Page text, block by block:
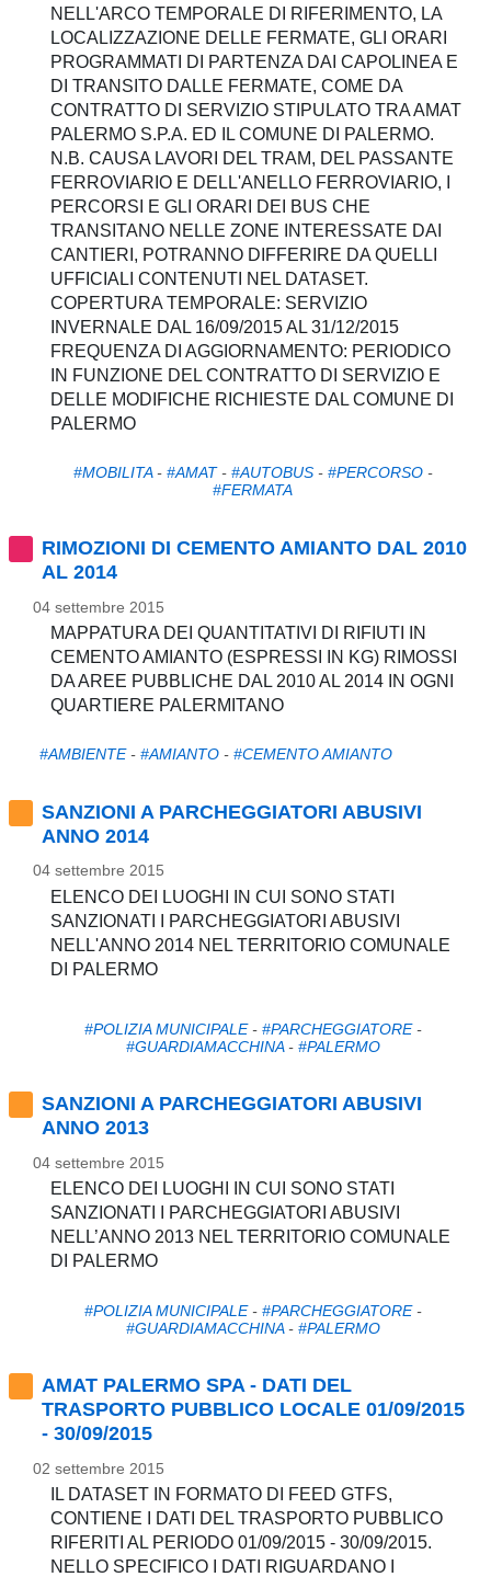
NELL'ARCO TEMPORALE DI RIFERIMENTO, LA
LOCALIZZAZIONE DELLE FERMATE, GLI ORARI
PROGRAMMATI DI PARTENZA DAI CAPOLINEA E
DI TRANSITO DALLE FERMATE, COME DA
CONTRATTO DI SERVIZIO STIPULATO TRA AMAT
PALERMO S.P.A. ED IL COMUNE DI PALERMO.
N.B. CAUSA LAVORI DEL TRAM, DEL PASSANTE
FERROVIARIO E DELL'ANELLO FERROVIARIO, I
PERCORSI E GLI ORARI DEI BUS CHE
TRANSITANO NELLE ZONE INTERESSATE DAI
CANTIERI, POTRANNO DIFFERIRE DA QUELLI
UFFICIALI CONTENUTI NEL DATASET.
COPERTURA TEMPORALE: SERVIZIO
INVERNALE DAL 16/09/2015 AL 31/12/2015
FREQUENZA DI AGGIORNAMENTO: PERIODICO
IN FUNZIONE DEL CONTRATTO DI SERVIZIO E
DELLE MODIFICHE RICHIESTE DAL COMUNE DI
PALERMO
#MOBILITA- #AMAT- #AUTOBUS- #PERCORSO-
#FERMATA
RIMOZIONI DI CEMENTO AMIANTO DAL 2010
AL 2014
04 settembre 2015
MAPPATURA DEI QUANTITATIVI DI RIFIUTI IN
CEMENTO AMIANTO (ESPRESSI IN KG) RIMOSSI
DA AREE PUBBLICHE DAL 2010 AL 2014 IN OGNI
QUARTIERE PALERMITANO
#AMBIENTE- #AMIANTO- #CEMENTO AMIANTO
SANZIONI A PARCHEGGIATORI ABUSIVI
ANNO 2014
04 settembre 2015
ELENCO DEI LUOGHI IN CUI SONO STATI
SANZIONATI I PARCHEGGIATORI ABUSIVI
NELL'ANNO 2014 NEL TERRITORIO COMUNALE
DI PALERMO
#POLIZIA MUNICIPALE- #PARCHEGGIATORE-
#GUARDIAMACCHINA- #PALERMO
SANZIONI A PARCHEGGIATORI ABUSIVI
ANNO 2013
04 settembre 2015
ELENCO DEI LUOGHI IN CUI SONO STATI
SANZIONATI I PARCHEGGIATORI ABUSIVI
NELL’ANNO 2013 NEL TERRITORIO COMUNALE
DI PALERMO
#POLIZIA MUNICIPALE- #PARCHEGGIATORE-
#GUARDIAMACCHINA- #PALERMO
AMAT PALERMO SPA - DATI DEL
TRASPORTO PUBBLICO LOCALE 01/09/2015
- 30/09/2015
02 settembre 2015
IL DATASET IN FORMATO DI FEED GTFS,
CONTIENE I DATI DEL TRASPORTO PUBBLICO
RIFERITI AL PERIODO 01/09/2015 - 30/09/2015.
NELLO SPECIFICO I DATI RIGUARDANO I